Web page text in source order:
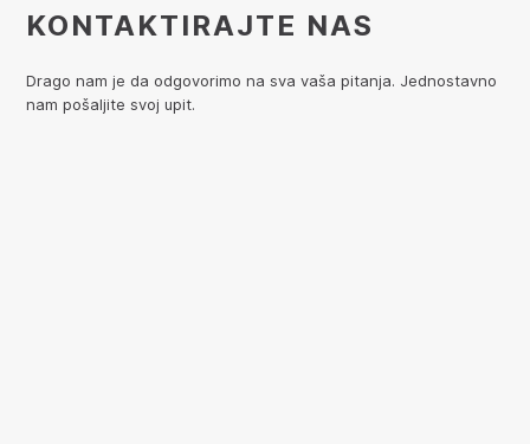
KONTAKTIRAJTE NAS
Drago nam je da odgovorimo na sva vaša pitanja. Jednostavno
nam pošaljite svoj upit.